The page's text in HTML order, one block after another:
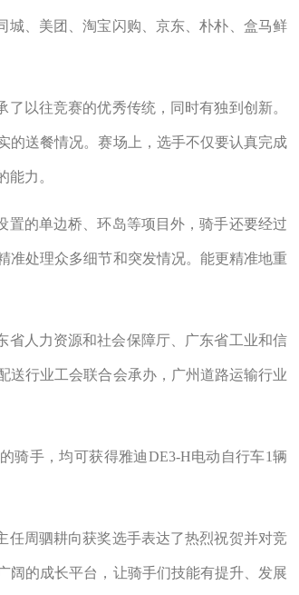
城、美团、淘宝闪购、京东、朴朴、盒马鲜
以往竞赛的优秀传统，同时有独到创新。
的送餐情况。赛场上，选手不仅要认真完成
力。
的单边桥、环岛等项目外，骑手还要经过
准处理众多细节和突发情况。能更精准地重
省人力资源和社会保障厅、广东省工业和信
送行业工会联合会承办，广州道路运输行业
骑手，均可获得雅迪DE3-H电动自行车1辆
任周驷耕向获奖选手表达了热烈祝贺并对竞
阔的成长平台，让骑手们技能有提升、发展